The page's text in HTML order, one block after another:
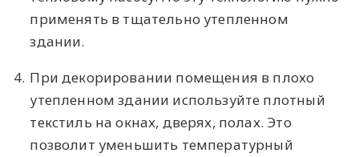
применять в тщательно утепленном
здании.
4. При декорировании помещения в плохо
утепленном здании используйте плотный
текстиль на окнах, дверях, полах. Это
позволит уменьшить температурный